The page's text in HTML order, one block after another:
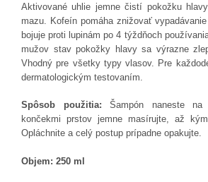
Aktivované uhlie jemne čistí pokožku
mazu. Kofeín pomáha znižovať
bojuje proti lupinám po 4 týždňoch
mužov stav pokožky hlavy sa výrazne
Vhodný pre všetky typy vlasov. Pre
dermatologickým testovaním.
Spôsob použitia:Šampón naneste
končekmi prstov jemne masírujte, až
Opláchnite a celý postup prípadne opakujte.
Objem: 250 ml